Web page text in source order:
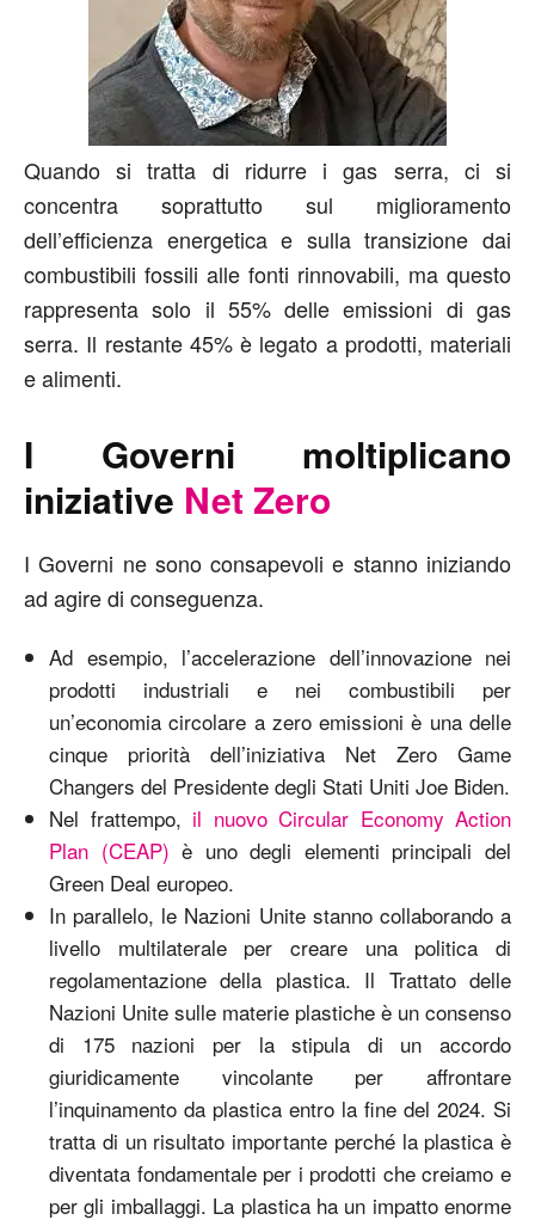
Quando si tratta di ridurre i gas serra, ci si
concentra soprattutto sul miglioramento
dell’efficienza energetica e sulla transizione dai
combustibili fossili alle fonti rinnovabili, ma questo
rappresenta solo il 55% delle emissioni di gas
serra. Il restante 45% è legato a prodotti, materiali
e alimenti.
I Governi moltiplicano
iniziative Net Zero
I Governi ne sono consapevoli e stanno iniziando
ad agire di conseguenza.
Ad esempio, l’accelerazione dell’innovazione nei
prodotti industriali e nei combustibili per
un’economia circolare a zero emissioni è una delle
cinque priorità dell’iniziativa Net Zero Game
Changers del Presidente degli Stati Uniti Joe Biden.
Nel frattempo, il nuovo Circular Economy Action
Plan (CEAP) è uno degli elementi principali del
Green Deal europeo.
In parallelo, le Nazioni Unite stanno collaborando a
livello multilaterale per creare una politica di
regolamentazione della plastica. Il Trattato delle
Nazioni Unite sulle materie plastiche è un consenso
di 175 nazioni per la stipula di un accordo
giuridicamente vincolante per affrontare
l’inquinamento da plastica entro la fine del 2024. Si
tratta di un risultato importante perché la plastica è
diventata fondamentale per i prodotti che creiamo e
per gli imballaggi. La plastica ha un impatto enorme